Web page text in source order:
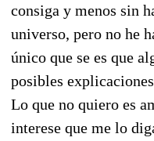
consiga y menos sin
universo, pero no he
único que se es que
posibles
Lo que no quiero es
interese que me lo